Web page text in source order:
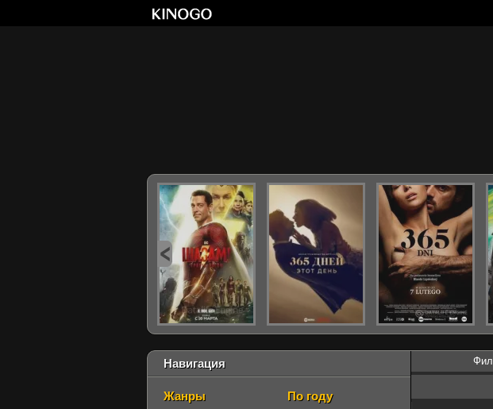
Навигация
Жанры По году